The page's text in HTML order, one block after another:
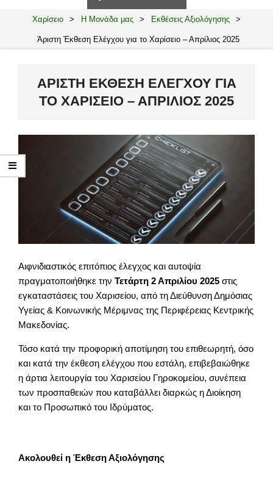
Χαρίσειο > Η Μονάδα μας > Εκθέσεις Αξιολόγησης >
Άριστη Έκθεση Ελέγχου για το Χαρίσειο – Απρίλιος 2025
ΆΡΙΣΤΗ ΈΚΘΕΣΗ ΕΛΈΓΧΟΥ ΓΙΑ
ΤΟ ΧΑΡΊΣΕΙΟ – ΑΠΡΊΛΙΟΣ 2025
Αιφνιδιαστικός επιτόπιος έλεγχος και αυτοψία
πραγματοποιήθηκε την Τετάρτη 2 Απριλίου 2025 στις
εγκαταστάσεις του Χαρισείου, από τη Διεύθυνση Δημόσιας
Υγείας & Κοινωνικής Μέριμνας της Περιφέρειας Κεντρικής
Μακεδονίας.
Τόσο κατά την προφορική αποτίμηση του επιθεωρητή, όσο
και κατά την έκθεση ελέγχου που εστάλη, επιβεβαιώθηκε
η άρτια λειτουργία του Χαρισείου Γηροκομείου, συνέπεια
των προσπαθειών που καταβάλλει διαρκώς η Διοίκηση
και το Προσωπικό του Ιδρύματος.
Ακολουθεί η Έκθεση Αξιολόγησης